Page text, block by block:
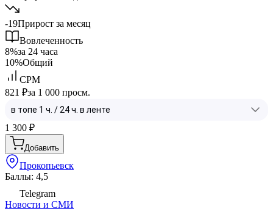
-19Прирост за месяц
Вовлеченность
8%за 24 часа
10%Общий
CPM
821 ₽за 1 000 просм.
1 300 ₽
Добавить
Прокопьевск
Баллы: 4,5
Telegram
Новости и СМИ